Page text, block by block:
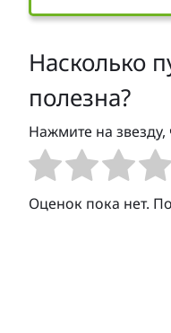
Насколько
полезна?
Нажмите на
Оценок пока нет.